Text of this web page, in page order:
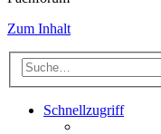
Zum Inhalt
Schnellzugriff